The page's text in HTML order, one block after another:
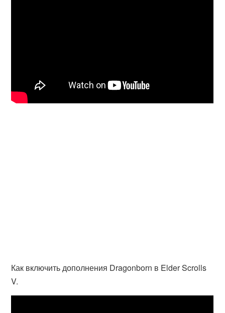
Как включить дополнения Dragonborn в Elder Scrolls
V.